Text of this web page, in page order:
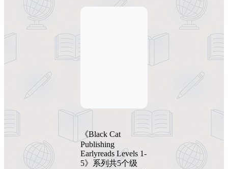
《Black Cat
Publishing
Earlyreads Levels 1-
5》系列共5个级